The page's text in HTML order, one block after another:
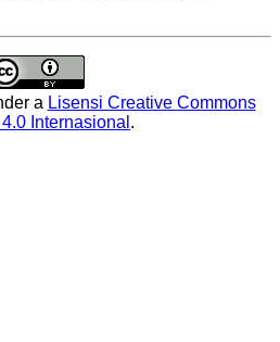
a Lisensi Creative Commons
Internasional .